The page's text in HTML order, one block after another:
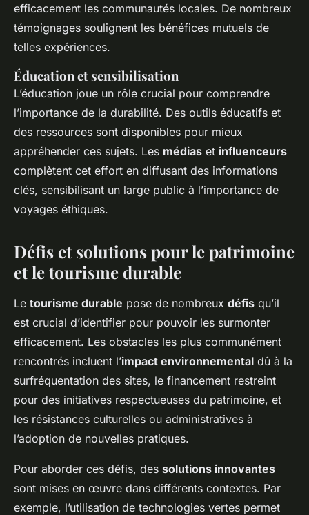
efficacement les communautés locales. De nombreux
témoignages soulignent les bénéfices mutuels de
telles expériences.
Éducation et sensibilisation
L’éducation joue un rôle crucial pour comprendre
l’importance de la durabilité. Des outils éducatifs et
des ressources sont disponibles pour mieux
appréhender ces sujets. Les médias et influenceurs
complètent cet effort en diffusant des informations
clés, sensibilisant un large public à l’importance de
voyages éthiques.
Défis et solutions pour le patrimoine
et le tourisme durable
Le tourisme durable pose de nombreux défis qu’il
est crucial d’identifier pour pouvoir les surmonter
efficacement. Les obstacles les plus communément
rencontrés incluent l’impact environnemental dû à la
surfréquentation des sites, le financement restreint
pour des initiatives respectueuses du patrimoine, et
les résistances culturelles ou administratives à
l’adoption de nouvelles pratiques.
Pour aborder ces défis, des solutions innovantes
sont mises en œuvre dans différents contextes. Par
exemple, l’utilisation de technologies vertes permet